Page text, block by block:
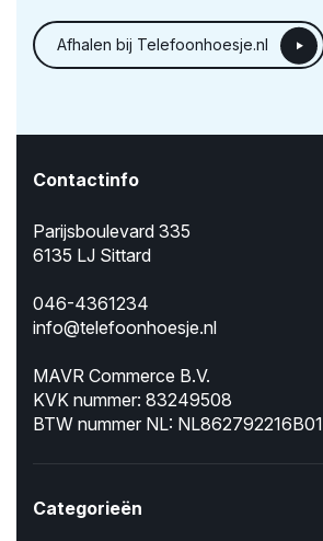
Afhalen bij Telefoonhoesje.nl
Contactinfo
Parijsboulevard 335
6135 LJ Sittard
046-4361234
info@telefoonhoesje.nl
MAVR Commerce B.V.
KVK nummer: 83249508
BTW nummer NL: NL862792216B01
Categorieën